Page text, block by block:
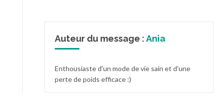
Auteur du message :Ania
Enthousiaste d'un mode de vie sain et d'une
perte de poids efficace :)